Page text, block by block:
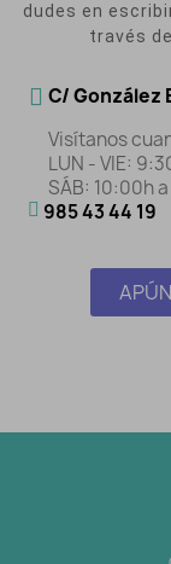
dudes en
través
C/ González
Visítanos
LUN - VIE:
SÁB: 10:00h
985 43 44 19